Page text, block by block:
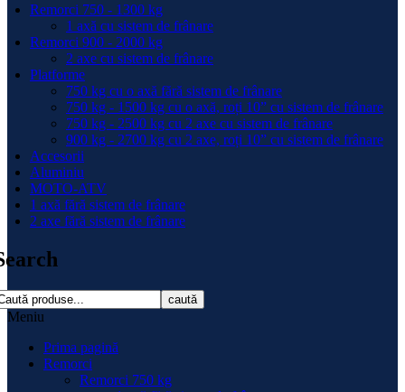
Remorci 750 - 1300 kg
1 axă cu sistem de frânare
Remorci 900 - 2000 kg
2 axe cu sistem de frânare
Platforme
750 kg cu o axă fără sistem de frânare
750 kg - 1500 kg cu o axă, roți 10” cu sistem de frânare
750 kg - 2500 kg cu 2 axe cu sistem de frânare
900 kg - 2700 kg cu 2 axe, roți 10” cu sistem de frânare
Accesorii
Aluminiu
MOTO-ATV
1 axă fără sistem de frânare
2 axe fără sistem de frânare
caută
Meniu
Prima pagină
Remorci
Remorci 750 kg